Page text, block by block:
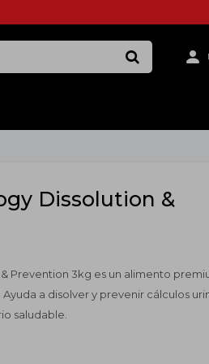
Dissolution &
Prevention 3kg es un alimento
a disolver y prevenir cálculos
saludable.